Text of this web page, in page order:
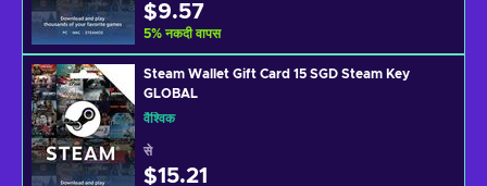
$9.57
5% नकदी वापस
Steam Wallet Gift Card 15 SGD Steam Key
GLOBAL
वैश्विक
से
$15.21